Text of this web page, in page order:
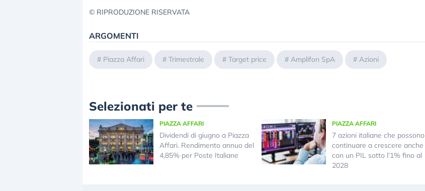
© RIPRODUZIONE RISERVATA
ARGOMENTI
# Piazza Affari # Trimestrale # Target price # Amplifon SpA # Azioni
Selezionati per te
PIAZZA AFFARI
Dividendi di giugno a Piazza
Affari. Rendimento annuo del
4,85% per Poste Italiane
PIAZZA AFFARI
7 azioni italiane che possono
continuare a crescere anche
con un PIL sotto l’1% fino al
2028